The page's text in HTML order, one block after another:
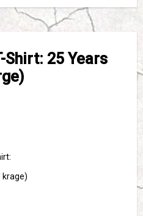
Shirt: 25 Years
krage)